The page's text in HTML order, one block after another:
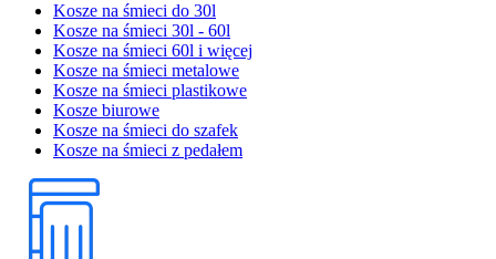
Kosze na śmieci do 30l
Kosze na śmieci 30l - 60l
Kosze na śmieci 60l i więcej
Kosze na śmieci metalowe
Kosze na śmieci plastikowe
Kosze biurowe
Kosze na śmieci do szafek
Kosze na śmieci z pedałem